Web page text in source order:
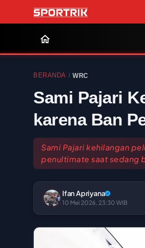
BERANDA / WRC
Sami Pajari
karena Ban
Sami Pajari kehilangan
penultimate saat sedang
Ifan Apriyana
10 Mei 2026, 23:30 WIB